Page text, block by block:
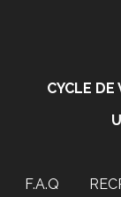
CYCLE DE
F.A.Q